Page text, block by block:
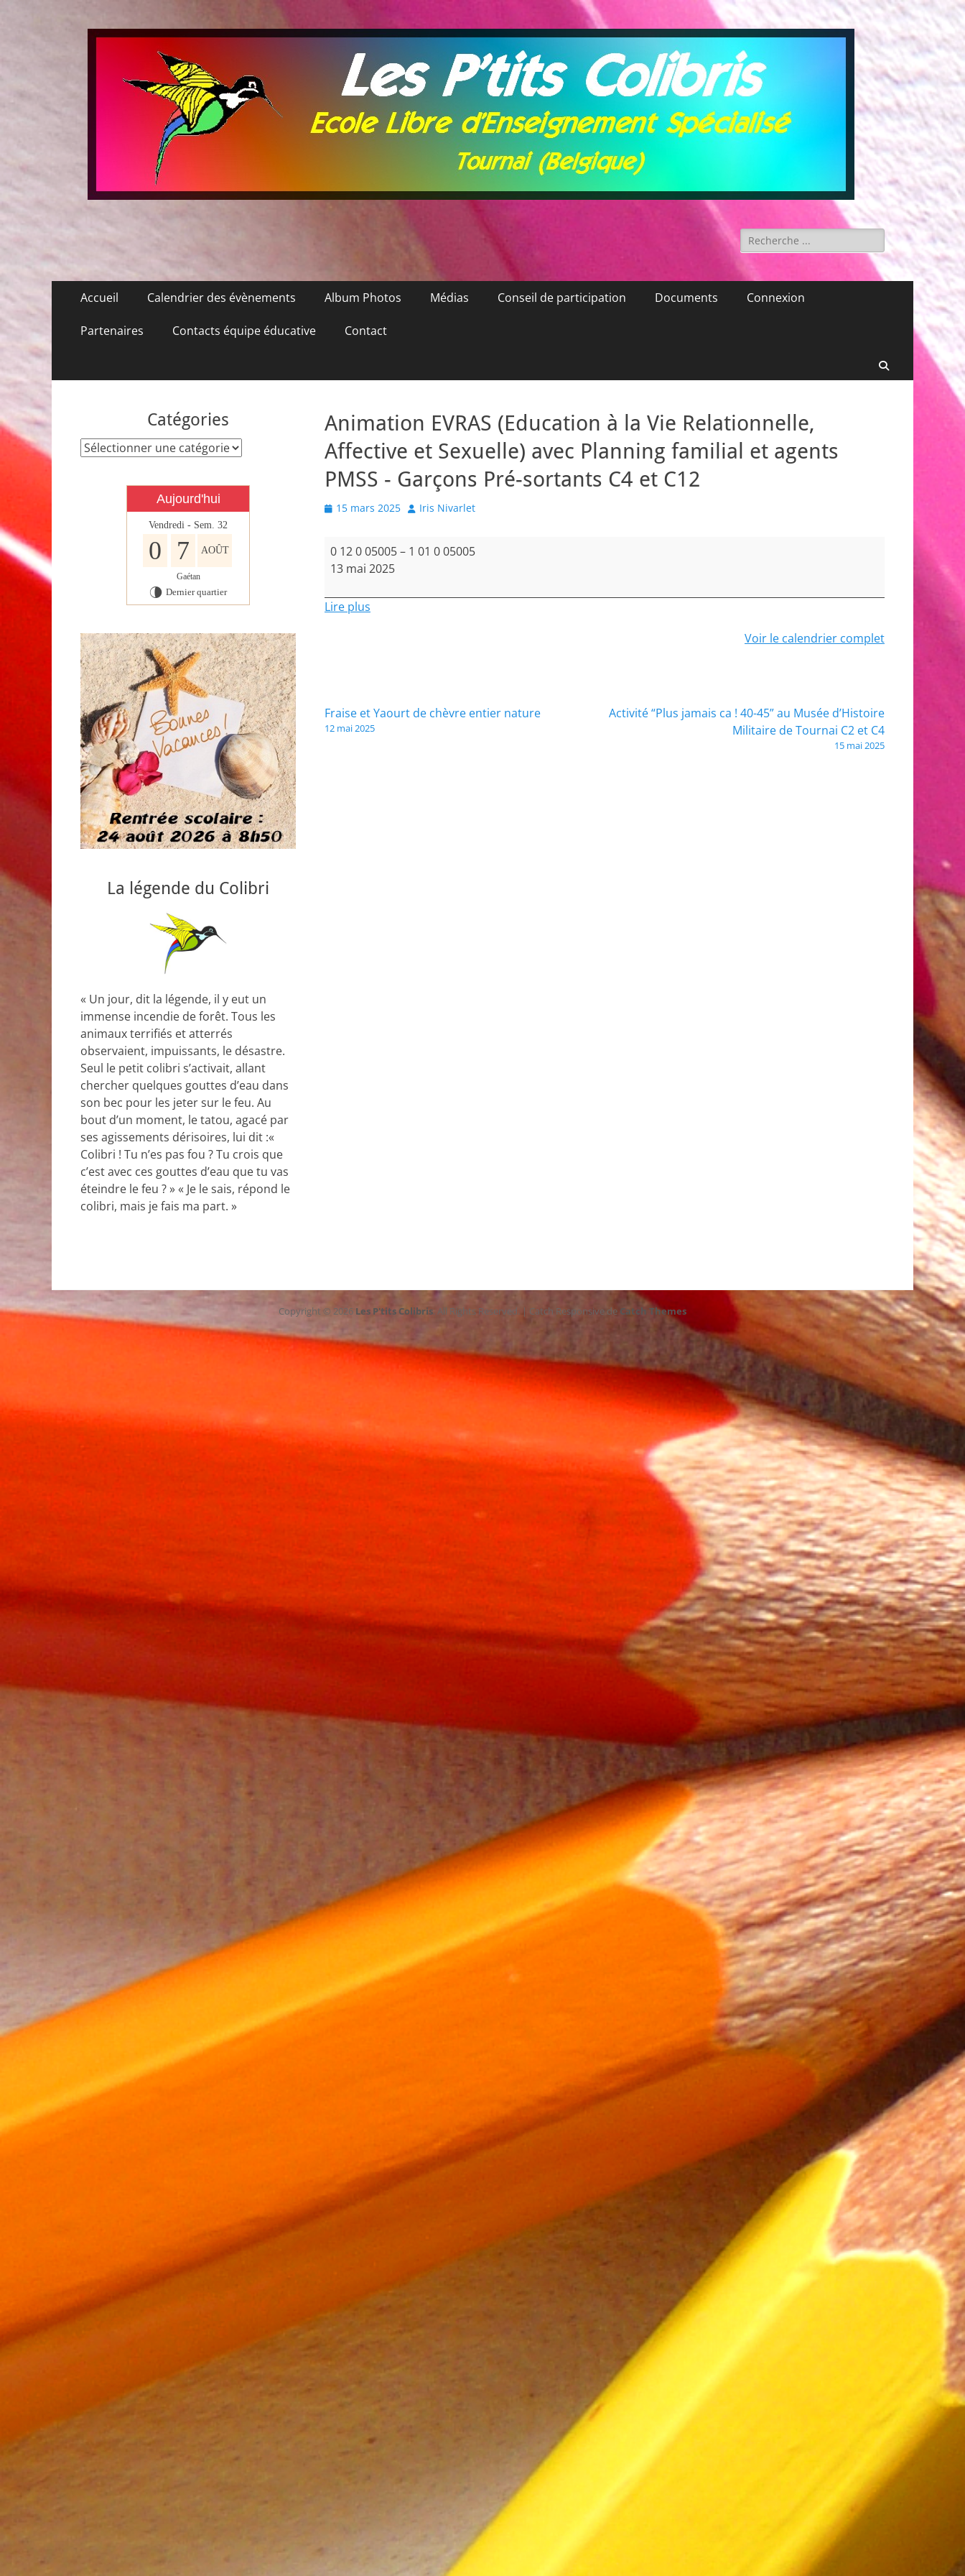
Les P'tits Colibris
Rechercher :
Menu
contenu
Accueil Calendrier des évènements Album Photos Médias Conseil de participation Documents Connexion
Partenaires Contacts équipe éducative Contact
Recherche
Animation EVRAS (Education à la Vie Relationnelle,
Affective et Sexuelle) avec Planning familial et agents
PMSS - Garçons Pré-sortants C4 et C12
Posted
15 mars 2025 Author
Iris Nivarlet
Animation
EVRAS
à
la
avec
Planning
0 12 0 05005– 1 01 0 05005
13 mai 2025
Lire plus
Voir le calendrier complet
Navigation
Fraise et Yaourt de chèvre entier nature
12 mai 2025
Activité “Plus jamais ca ! 40-45” au Musée d’Histoire
Militaire de Tournai C2 et C4
15 mai 2025
Catégories
Catégories
Aujourd'hui
Vendredi - Sem. 32
0 7 AOÛT
Gaétan
U Dernier quartier
La légende du Colibri
« Un jour, dit la légende, il y eut un
immense incendie de forêt. Tous les
animaux terrifiés et atterrés
observaient, impuissants, le désastre.
Seul le petit colibri s’activait, allant
chercher quelques gouttes d’eau dans
son bec pour les jeter sur le feu. Au
bout d’un moment, le tatou, agacé par
ses agissements dérisoires, lui dit :«
Colibri ! Tu n’es pas fou ? Tu crois que
c’est avec ces gouttes d’eau que tu vas
éteindre le feu ? » « Je le sais, répond le
colibri, mais je fais ma part. »
Copyright © 2026 Les P'tits Colibris. All Rights Reserved. | Catch Responsive de Catch Themes